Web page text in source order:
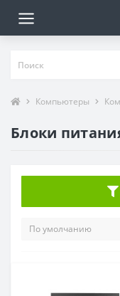
Компьютеры
Блоки